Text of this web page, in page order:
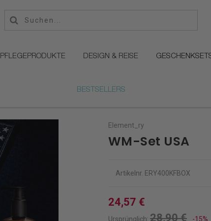
PFLEGEPRODUKTE DESIGN & REISE
BESTSELLERS
Element_ry
WM-Set USA
Artikelnr. ERY400KFBOX
24,57 €
Ursprünglich: 28,90 €
-15%